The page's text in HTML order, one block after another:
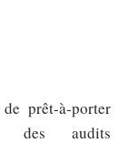
prêt-à-porter
des audits